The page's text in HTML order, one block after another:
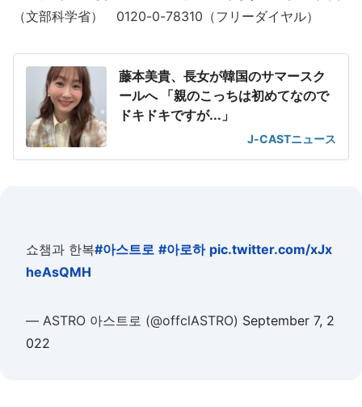
（文部科学省） 0120-0-78310（フリーダイヤル）
藤本美貴、長女が韓国のサマースク
ールへ 「親のこっちは初めてなので
ドキドキですが...」
J-CASTニュース
쇼챔과 한복#아스트로 #아로하 pic.twitter.com/xJx
heAsQMH
— ASTRO 아스트로 (@offclASTRO) September 7, 2
022